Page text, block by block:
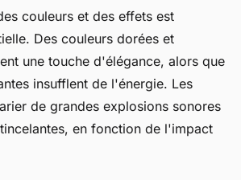
couleurs et des effets est
Des couleurs dorées et
une touche d'élégance, alors que
insufflent de l'énergie. Les
de grandes explosions sonores
en fonction de l'impact